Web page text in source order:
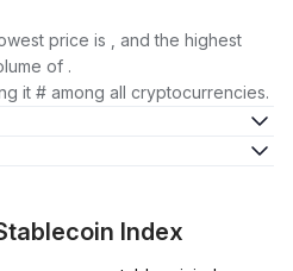
price is , and the highest
of .
it # among all cryptocurrencies.
Index